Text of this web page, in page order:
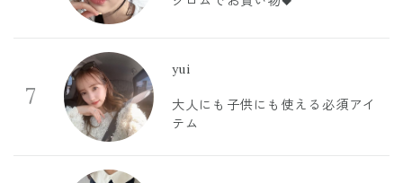
7
yui
大人にも子供にも使える必須アイ
テム